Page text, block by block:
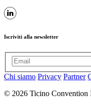
Iscriviti alla newsletter
Chi siamo Privacy Partner
© 2026 Ticino Convention